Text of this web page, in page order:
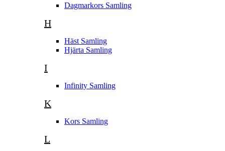
Dagmarkors Samling
H
Häst Samling
Hjärta Samling
I
Infinity Samling
K
Kors Samling
L